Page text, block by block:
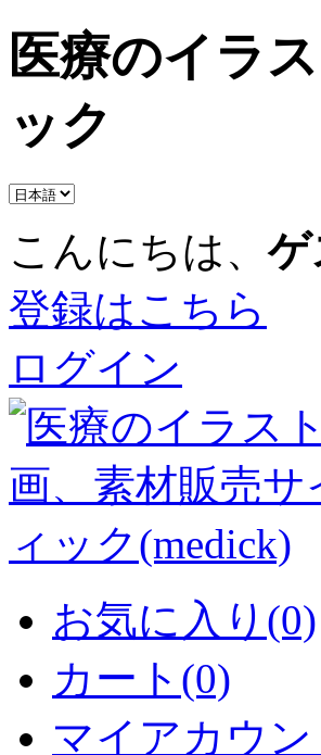
医療のイラ
ック
こんにちは、ゲ
登録はこちら
ログイン
お気に入り(0)
カート(0)
マイアカウン